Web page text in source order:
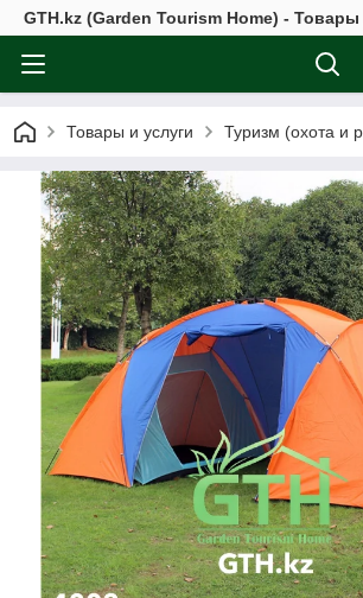
GTH.kz (Garden Tourism Home) -
Товары и услуги Туризм (охота и